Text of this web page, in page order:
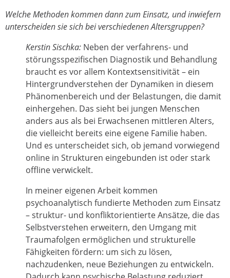
Welche Methoden kommen dann zum Einsatz, und inwiefern
unterscheiden sie sich bei verschiedenen Altersgruppen?
Kerstin Sischka: Neben der verfahrens- und
störungsspezifischen Diagnostik und Behandlung
braucht es vor allem Kontextsensitivität – ein
Hintergrundverstehen der Dynamiken in diesem
Phänomenbereich und der Belastungen, die damit
einhergehen. Das sieht bei jungen Menschen
anders aus als bei Erwachsenen mittleren Alters,
die vielleicht bereits eine eigene Familie haben.
Und es unterscheidet sich, ob jemand vorwiegend
online in Strukturen eingebunden ist oder stark
offline verwickelt.
In meiner eigenen Arbeit kommen
psychoanalytisch fundierte Methoden zum Einsatz
– struktur- und konfliktorientierte Ansätze, die das
Selbstverstehen erweitern, den Umgang mit
Traumafolgen ermöglichen und strukturelle
Fähigkeiten fördern: um sich zu lösen,
nachzudenken, neue Beziehungen zu entwickeln.